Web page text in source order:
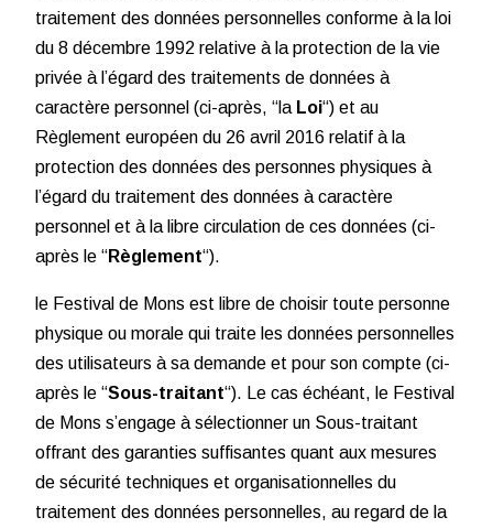
traitement des données personnelles conforme à la loi
du 8 décembre 1992 relative à la protection de la vie
privée à l’égard des traitements de données à
caractère personnel (ci-après, “la Loi“) et au
Règlement européen du 26 avril 2016 relatif à la
protection des données des personnes physiques à
l’égard du traitement des données à caractère
personnel et à la libre circulation de ces données (ci-
après le “Règlement“).
le Festival de Mons est libre de choisir toute personne
physique ou morale qui traite les données personnelles
des utilisateurs à sa demande et pour son compte (ci-
après le “Sous-traitant“). Le cas échéant, le Festival
de Mons s’engage à sélectionner un Sous-traitant
offrant des garanties suffisantes quant aux mesures
de sécurité techniques et organisationnelles du
traitement des données personnelles, au regard de la